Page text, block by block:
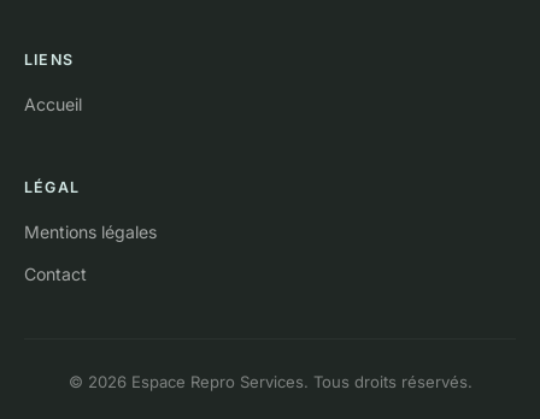
LIENS
Accueil
LÉGAL
Mentions légales
Contact
© 2026 Espace Repro Services. Tous droits réservés.